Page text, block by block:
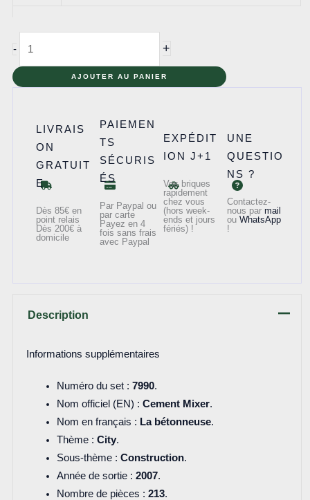
-
bétonnière
+
AJOUTER AU PANIER
LIVRAIS
ON
GRATUIT
E
Dès 85€ en
point relais
Dès 200€ à
domicile
PAIEMEN
TS
SÉCURIS
ÉS
Par Paypal ou
par carte
Payez en 4
fois sans frais
avec Paypal
EXPÉDIT
ION J+1
Vos briques
rapidement
chez vous
(hors week-
ends et jours
fériés) !
UNE
QUESTIO
NS ?
Contactez-
nous par mail
ou WhatsApp
!
Description
Informations supplémentaires
Numéro du set : 7990.
Nom officiel (EN) : Cement Mixer.
Nom en français : La bétonneuse.
Thème : City.
Sous-thème : Construction.
Année de sortie : 2007.
Nombre de pièces : 213.